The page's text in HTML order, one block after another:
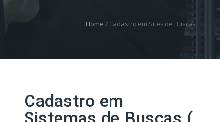
Home / Cadastro em Sites de Buscas
Cadastro em